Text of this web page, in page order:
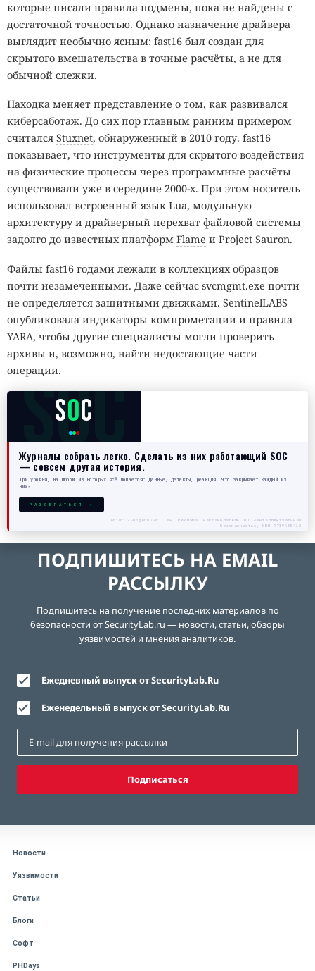
которые писали правила подмены, пока не найдены с
достаточной точностью. Однако назначение драйвера
выглядит необычно ясным: fast16 был создан для
скрытого вмешательства в точные расчёты, а не для
обычной слежки.
Находка меняет представление о том, как развивался
киберсаботаж. До сих пор главным ранним примером
считался Stuxnet, обнаруженный в 2010 году. fast16
показывает, что инструменты для скрытого воздействия
на физические процессы через программные расчёты
существовали уже в середине 2000-х. При этом носитель
использовал встроенный язык Lua, модульную
архитектуру и драйверный перехват файловой системы
задолго до известных платформ Flame и Project Sauron.
Файлы fast16 годами лежали в коллекциях образцов
почти незамеченными. Даже сейчас svcmgmt.exe почти
не определяется защитными движками. SentinelLABS
опубликовала индикаторы компрометации и правила
YARA, чтобы другие специалисты могли проверить
архивы и, возможно, найти недостающие части
операции.
SOC
SOC
Журналы собрать легко. Сделать из них работающий SOC
— совсем другая история.
Три уровня, на любом из которых всё ломается: данные, детекты, реакция. Что закрывает каждый из
них?
РАЗОБРАТЬСЯ →
erid: 2SDnjecN7Gw. 18+. Реклама. Рекламодатель ООО «Интеллектуальная
безопасность», ИНН 7719435412
ПОДПИШИТЕСЬ НА EMAIL
РАССЫЛКУ
Подпишитесь на получение последних материалов по
безопасности от SecurityLab.ru — новости, статьи, обзоры
уязвимостей и мнения аналитиков.
Ежедневный выпуск от SecurityLab.Ru
Еженедельный выпуск от SecurityLab.Ru
Подписаться
Новости
Уязвимости
Статьи
Блоги
Софт
PHDays